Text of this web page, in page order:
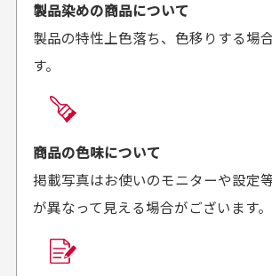
がとうございます。丁寧
に梱包されていて、商品
の状態も良好でした。気
があればよろしくお願い
来ました
商品の受け渡しは、ゆうパックでの配
頂いております。
商品購入からどれくらいで発送し
か？
製品染めの商品について
製品の特性上色落ち、色移りする場
す。
商品の色味について
掲載写真はお使いのモニターや設定
が異なって見える場合がございます。